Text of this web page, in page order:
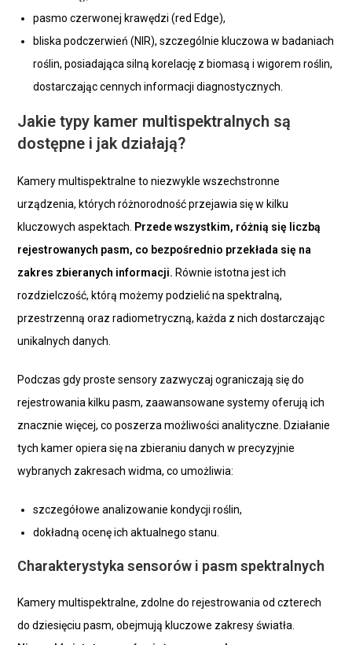
pasmo czerwonej krawędzi (red Edge),
bliska podczerwień (NIR), szczególnie kluczowa w badaniach
roślin, posiadająca silną korelację z biomasą i wigorem roślin,
dostarczając cennych informacji diagnostycznych.
Jakie typy kamer multispektralnych są
dostępne i jak działają?
Kamery multispektralne to niezwykle wszechstronne
urządzenia, których różnorodność przejawia się w kilku
kluczowych aspektach. Przede wszystkim, różnią się liczbą
rejestrowanych pasm, co bezpośrednio przekłada się na
zakres zbieranych informacji. Równie istotna jest ich
rozdzielczość, którą możemy podzielić na spektralną,
przestrzenną oraz radiometryczną, każda z nich dostarczając
unikalnych danych.
Podczas gdy proste sensory zazwyczaj ograniczają się do
rejestrowania kilku pasm, zaawansowane systemy oferują ich
znacznie więcej, co poszerza możliwości analityczne. Działanie
tych kamer opiera się na zbieraniu danych w precyzyjnie
wybranych zakresach widma, co umożliwia:
szczegółowe analizowanie kondycji roślin,
dokładną ocenę ich aktualnego stanu.
Charakterystyka sensorów i pasm spektralnych
Kamery multispektralne, zdolne do rejestrowania od czterech
do dziesięciu pasm, obejmują kluczowe zakresy światła.